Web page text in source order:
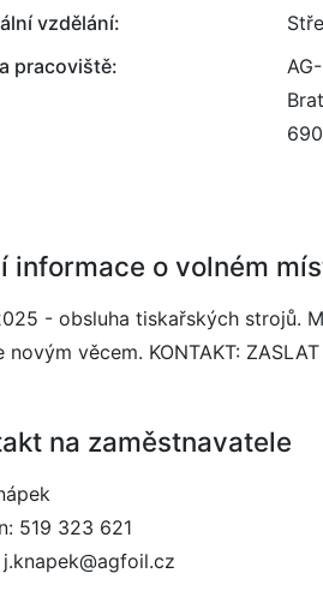
vzdělání:
pracoviště:
informace o volném
- obsluha tiskařských strojů.
novým věcem. KONTAKT:
na zaměstnavatele
519 323 621